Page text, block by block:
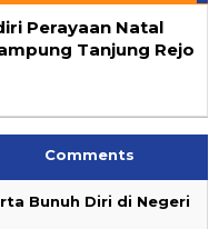
Perayaan Natal
Tanjung Rejo
Comments
Bunuh Diri di Negeri